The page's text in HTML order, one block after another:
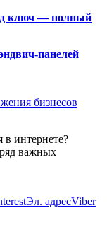
ключ — полный
панелей
бизнесов
в интернете?
важных
Эл. адресViber